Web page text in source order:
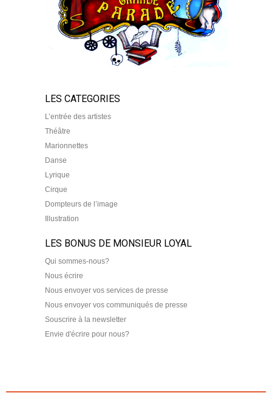
LES CATEGORIES
L’entrée des artistes
Théâtre
Marionnettes
Danse
Lyrique
Cirque
Dompteurs de l’image
Illustration
LES BONUS DE MONSIEUR LOYAL
Qui sommes-nous?
Nous écrire
Nous envoyer vos services de presse
Nous envoyer vos communiqués de presse
Souscrire à la newsletter
Envie d'écrire pour nous?